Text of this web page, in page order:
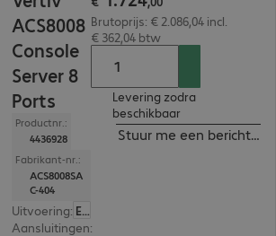
ACS8008
Console
Server 8
Ports
Productnr.:
4436928
Fabrikant-nr.:
ACS8008SA
C-404
Uitvoering: Europa
Aansluitingen:
Brutoprijs: € 2.086,04 incl.
€ 362,04 btw
Levering zodra
beschikbaar
Stuur me een bericht